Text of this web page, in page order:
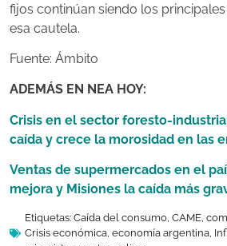
fijos continúan siendo los
esa cautela.
Fuente: Ámbito
ADEMÁS EN NEA HOY:
Crisis en el sector foresto-
caída y crece la morosidad en las
Ventas de supermercados en el
mejora y Misiones la caída más
Etiquetas: Caída del consumo, CAME,
Crisis económica, economía argentina,